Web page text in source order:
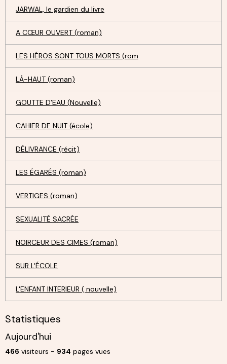
JARWAL, le gardien du livre
A CŒUR OUVERT (roman)
LES HÉROS SONT TOUS MORTS (rom
LÀ-HAUT (roman)
GOUTTE D'EAU (Nouvelle)
CAHIER DE NUIT (école)
DÉLIVRANCE (récit)
LES ÉGARÉS (roman)
VERTIGES (roman)
SEXUALITÉ SACRÉE
NOIRCEUR DES CIMES (roman)
SUR L'ÉCOLE
L'ENFANT INTERIEUR ( nouvelle)
Statistiques
Aujourd'hui
466 visiteurs - 934 pages vues